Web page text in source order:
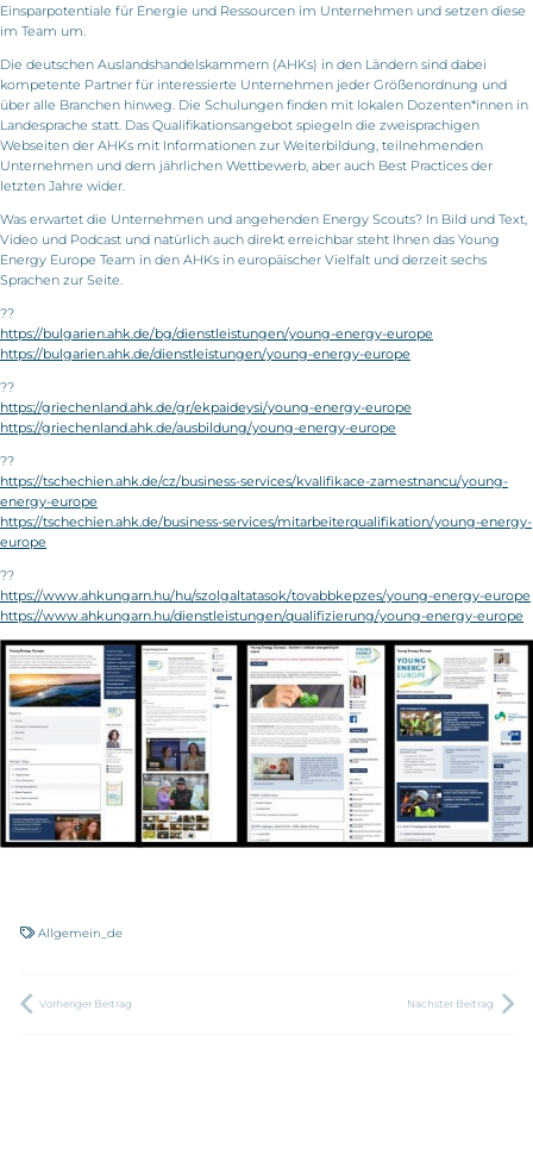
Einsparpotentiale für Energie und Ressourcen im Unternehmen und setzen diese
im Team um.
Die deutschen Auslandshandelskammern (AHKs) in den Ländern sind dabei
kompetente Partner für interessierte Unternehmen jeder Größenordnung und
über alle Branchen hinweg. Die Schulungen finden mit lokalen Dozenten*innen in
Landesprache statt. Das Qualifikationsangebot spiegeln die zweisprachigen
Webseiten der AHKs mit Informationen zur Weiterbildung, teilnehmenden
Unternehmen und dem jährlichen Wettbewerb, aber auch Best Practices der
letzten Jahre wider.
Was erwartet die Unternehmen und angehenden Energy Scouts? In Bild und Text,
Video und Podcast und natürlich auch direkt erreichbar steht Ihnen das Young
Energy Europe Team in den AHKs in europäischer Vielfalt und derzeit sechs
Sprachen zur Seite.
??
https://bulgarien.ahk.de/bg/dienstleistungen/young-energy-europe
https://bulgarien.ahk.de/dienstleistungen/young-energy-europe
??
https://griechenland.ahk.de/gr/ekpaideysi/young-energy-europe
https://griechenland.ahk.de/ausbildung/young-energy-europe
??
https://tschechien.ahk.de/cz/business-services/kvalifikace-zamestnancu/young-
energy-europe
https://tschechien.ahk.de/business-services/mitarbeiterqualifikation/young-energy-
europe
??
https://www.ahkungarn.hu/hu/szolgaltatasok/tovabbkepzes/young-energy-europe
https://www.ahkungarn.hu/dienstleistungen/qualifizierung/young-energy-europe
Allgemein_de
Vorheriger Beitrag Nächster Beitrag